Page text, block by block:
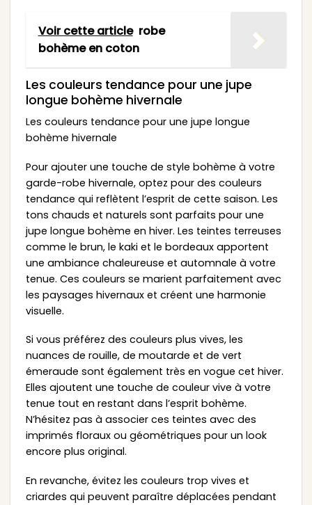
Voir cette article robe
bohème en coton
Les couleurs tendance pour une jupe
longue bohème hivernale
Les couleurs tendance pour une jupe longue
bohème hivernale
Pour ajouter une touche de style bohème à votre
garde-robe hivernale, optez pour des couleurs
tendance qui reflètent l’esprit de cette saison. Les
tons chauds et naturels sont parfaits pour une
jupe longue bohème en hiver. Les teintes terreuses
comme le brun, le kaki et le bordeaux apportent
une ambiance chaleureuse et automnale à votre
tenue. Ces couleurs se marient parfaitement avec
les paysages hivernaux et créent une harmonie
visuelle.
Si vous préférez des couleurs plus vives, les
nuances de rouille, de moutarde et de vert
émeraude sont également très en vogue cet hiver.
Elles ajoutent une touche de couleur vive à votre
tenue tout en restant dans l’esprit bohème.
N’hésitez pas à associer ces teintes avec des
imprimés floraux ou géométriques pour un look
encore plus original.
En revanche, évitez les couleurs trop vives et
criardes qui peuvent paraître déplacées pendant